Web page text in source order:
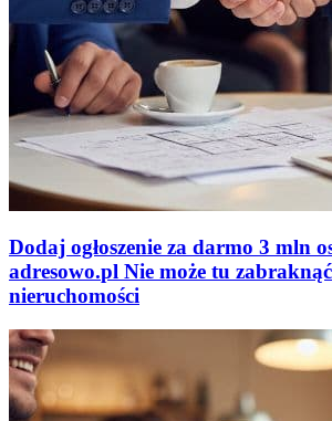
Dodaj ogłoszenie za darmo 3 mln
adresowo.pl Nie może tu zabraknąć
nieruchomości